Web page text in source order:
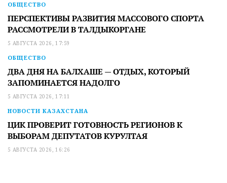
ОБЩЕСТВО
ПЕРСПЕКТИВЫ РАЗВИТИЯ МАССОВОГО СПОРТА
РАССМОТРЕЛИ В ТАЛДЫКОРГАНЕ
5 АВГУСТА 2026, 17:59
ОБЩЕСТВО
ДВА ДНЯ НА БАЛХАШЕ — ОТДЫХ, КОТОРЫЙ
ЗАПОМИНАЕТСЯ НАДОЛГО
5 АВГУСТА 2026, 17:11
НОВОСТИ КАЗАХСТАНА
ЦИК ПРОВЕРИТ ГОТОВНОСТЬ РЕГИОНОВ К
ВЫБОРАМ ДЕПУТАТОВ КУРУЛТАЯ
5 АВГУСТА 2026, 16:26